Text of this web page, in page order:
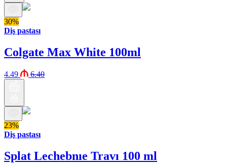
30%
Diş pastası
Colgate Max White 100ml
4.49 6.40
23%
Diş pastası
Splat Lechebnıe Travı 100 ml